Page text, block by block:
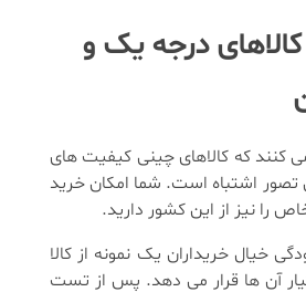
درجه یک و
کنند که کالاهای چینی کیفیت های
تصور اشتباه است. شما امکان خرید
را نیز از این کشور دارید.
خیال خریداران یک نمونه از کالا
آن ها قرار می دهد. پس از تست